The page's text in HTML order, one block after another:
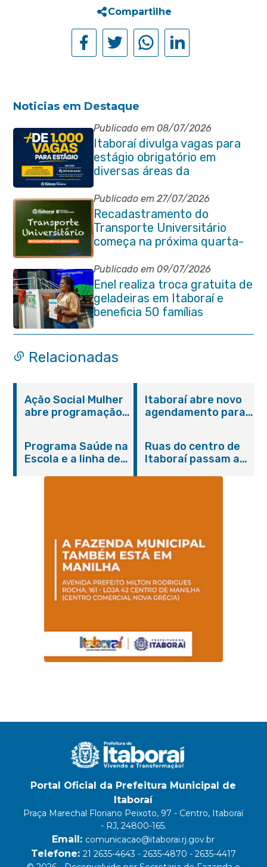
Compartilhe
Noticias em Destaque
Publicado em 08/07/2026
Itaboraí divulga vagas para
estágio obrigatório em
diversas áreas da
administração pública
Publicado em 27/07/2026
Recadastramento do
Transporte Universitário
começa na próxima quarta-
feira (29/07)
Publicado em 09/07/2026
Enel realiza troca gratuita de
geladeiras em Itaboraí e
beneficia 50 famílias
Relacionadas
Ação Social Mulher
abre programação
serviços gratuitos e
orientações
Itaboraí abre novo
agendamento para
Programa Saúde na
Escola e a linha de
Magalhães Seabra
Ruas do centro de
Itaboraí passam a
Portal Oficial da Prefeitura Municipal de
Itaboraí
Praça Marechal Floriano Peixoto, 97 - Centro, Itaboraí
- RJ, 24800-165.
Email: comunicacao@itaborai.rj.gov.br
Telefone: 21 2635-4643 - 2635-4870 - 2635-4417